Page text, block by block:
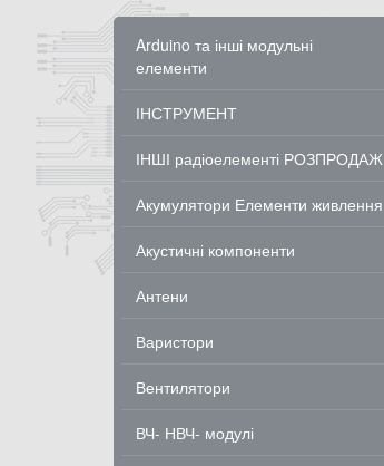
Arduino та інші модульні
елементи
ІНСТРУМЕНТ
ІНШІ радіоелементі РОЗПРОДАЖ
Акумулятори Елементи живлення
Акустичні компоненти
Антени
Варистори
Вентилятори
ВЧ- НВЧ- модулі